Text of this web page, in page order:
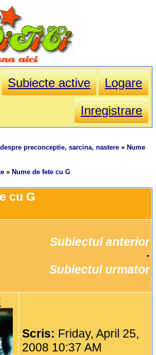
Subiecte active
Logare
Inregistrare
preconceptie, sarcina, nastere » Nume
» Nume de fete cu G
cu G
Subiectul anterior
Subiectul urmator
Scris: Friday, April 25,
2008 10:37 AM